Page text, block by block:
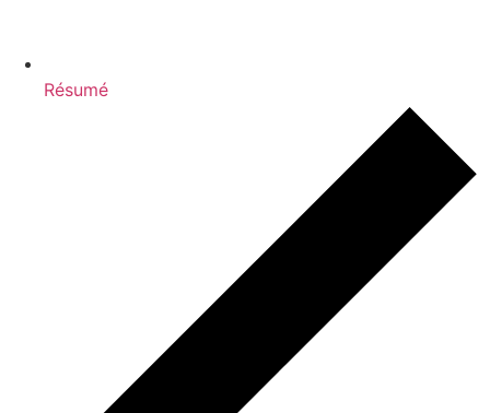
Résumé